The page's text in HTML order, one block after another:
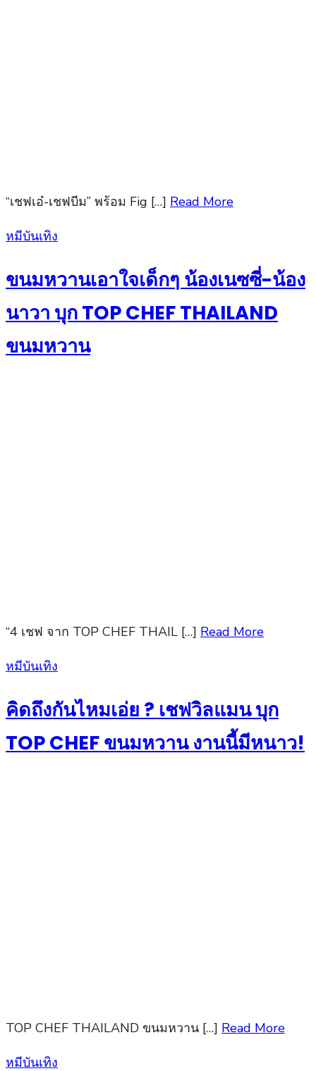
“เชฟเอ๋-เชฟบีม” พร้อม Fig […] Read More
Posted
หมีบันเทิง
ขนมหวานเอาใจเด็กๆ น้องเนซซี่-น้อง
นาวา บุก TOP CHEF THAILAND
ขนมหวาน
“4 เชฟ จาก TOP CHEF THAIL […] Read More
Posted
หมีบันเทิง
คิดถึงกันไหมเอ่ย ? เชฟวิลแมน บุก
TOP CHEF ขนมหวาน งานนี้มีหนาว!
TOP CHEF THAILAND ขนมหวาน […] Read More
Posted
หมีบันเทิง